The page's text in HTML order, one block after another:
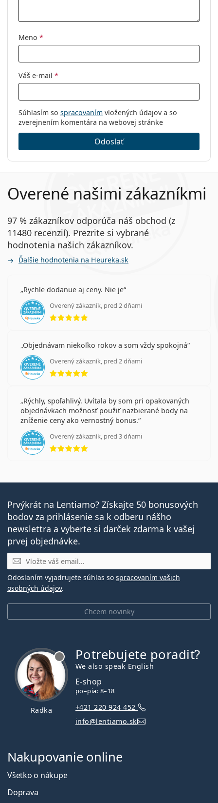
Typ:
Pánske
Kategória:
Kód:
Meno *
Váš e-mail *
Súhlasím so spracovaním vložených údajov a so
zverejnením komentára na webovej stránke
Odoslať
Overené našimi zákazníkmi
97 % zákazníkov odporúča náš obchod (z
11480 recenzií). Prezrite si vybrané
hodnotenia našich zákazníkov.
Ďalšie hodnotenia na Heureka.sk
Rychle dodanue aj ceny. Nie je
Overený zákazník, pred 2 dňami
hodnotenie 5 z 5
Objednávam niekoľko rokov a som vždy spokojná
Overený zákazník, pred 2 dňami
hodnotenie 5 z 5
Rýchly, spoľahlivý. Uvítala by som pri opakovaných
objednávkach možnosť použiť nazbierané body na
zníženie ceny ako vernostný bonus.
Overený zákazník, pred 3 dňami
hodnotenie 5 z 5
Prvýkrát na Lentiamo? Získajte 50 bonusových
bodov za prihlásenie sa k odberu nášho
newslettra a vyberte si darček zdarma k vašej
prvej objednávke.
E-mail
Chcem novinky
Odoslaním vyjadrujete súhlas so spracovaním vašich
osobných údajov.
Radka
Potrebujete poradiť?
We also speak English
E-shop
po–pia: 8–18
+421 220 924 452
info@lentiamo.sk
Nakupovanie online
Všetko o nákupe
Doprava